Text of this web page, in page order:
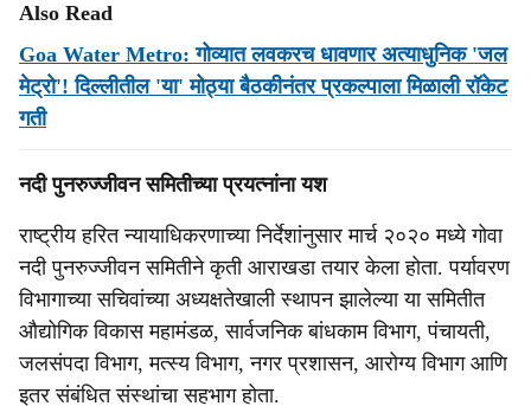
Also Read
Goa Water Metro: गोव्यात लवकरच धावणार अत्याधुनिक 'जल
मेट्रो'! दिल्लीतील 'या' मोठ्या बैठकीनंतर प्रकल्पाला मिळाली रॉकेट
गती
नदी पुनरुज्जीवन समितीच्या प्रयत्नांना यश
राष्ट्रीय हरित न्यायाधिकरणाच्या निर्देशांनुसार मार्च २०२० मध्ये गोवा
नदी पुनरुज्जीवन समितीने कृती आराखडा तयार केला होता. पर्यावरण
विभागाच्या सचिवांच्या अध्यक्षतेखाली स्थापन झालेल्या या समितीत
औद्योगिक विकास महामंडळ, सार्वजनिक बांधकाम विभाग, पंचायती,
जलसंपदा विभाग, मत्स्य विभाग, नगर प्रशासन, आरोग्य विभाग आणि
इतर संबंधित संस्थांचा सहभाग होता.